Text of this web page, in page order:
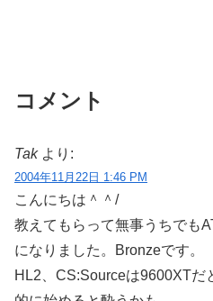
コメント
Tak より:
2004年11月22日 1:46 PM
こんにちは＾＾/
教えてもらって無事うちでも
になりました。Bronzeです。
HL2、CS:Sourceは9600XTだ